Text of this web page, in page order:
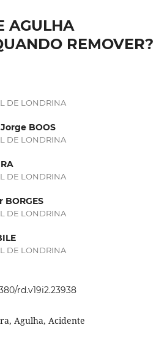
AGULHA
REMOVER?
DE LONDRINA
BOOS
DE LONDRINA
DE LONDRINA
DE LONDRINA
DE LONDRINA
rd.v19i2.23938
Agulha, Acidente